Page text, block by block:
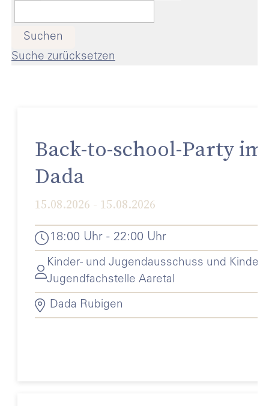
Suchen
Suche zurücksetzen
Back-to-school-Party im
Dada
15.08.2026 - 15.08.2026
18:00 Uhr - 22:00 Uhr
Kinder- und Jugendausschuss und Kinder-
Jugendfachstelle Aaretal
Dada Rubigen